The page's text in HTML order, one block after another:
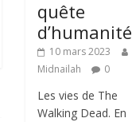
quête
d’humanité
10 mars 2023
Midnailah
0
Les vies de The
Walking Dead. En